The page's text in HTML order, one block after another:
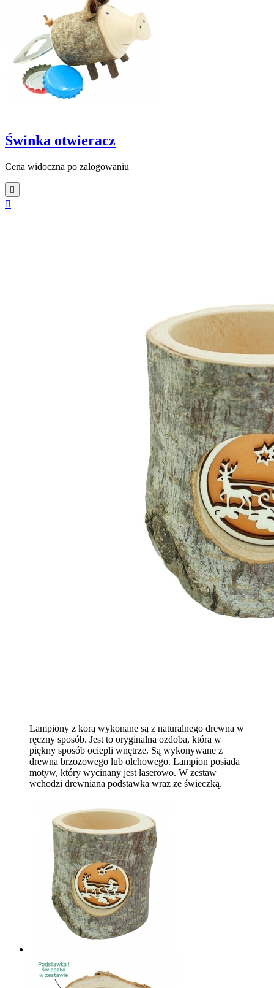
Świnka otwieracz
Cena widoczna po zalogowaniu


Lampiony z korą wykonane są z naturalnego drewna w
ręczny sposób. Jest to oryginalna ozdoba, która w
piękny sposób ociepli wnętrze. Są wykonywane z
drewna brzozowego lub olchowego. Lampion posiada
motyw, który wycinany jest laserowo. W zestaw
wchodzi drewniana podstawka wraz ze świeczką.